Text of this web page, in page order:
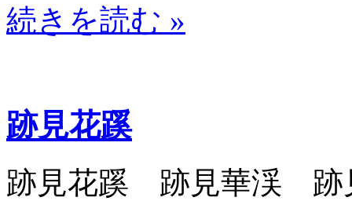
続きを読む »
跡見花蹊
跡見花蹊 跡見華渓 跡